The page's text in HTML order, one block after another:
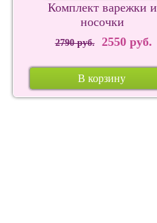
Комплект варежки и
носочки
2790 руб.2550 руб.
В корзину